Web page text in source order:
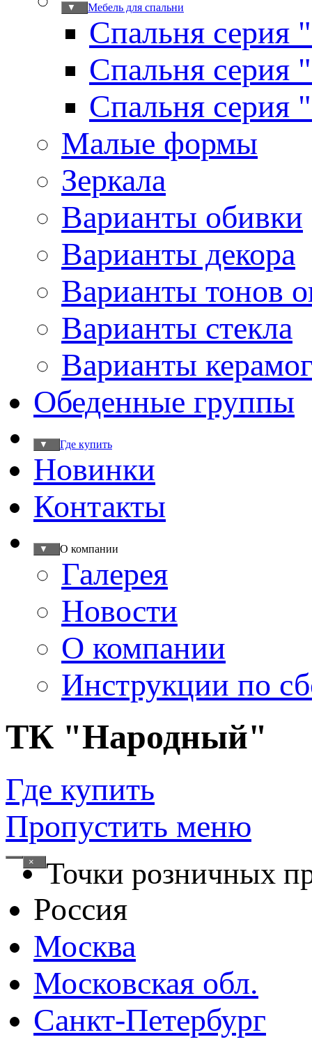
Мебель для спальни
▼
Спальня серия
Спальня серия
Спальня серия
Малые формы
Зеркала
Варианты обивки
Варианты декора
Варианты тонов
Варианты стекла
Варианты
Обеденные группы
Где купить
▼
Новинки
Контакты
О компании
▼
Галерея
Новости
О компании
Инструкции по
ТК "Народный"
Где купить
Пропустить меню
× Точки розничных
Россия
Москва
Московская обл.
Санкт-Петербург